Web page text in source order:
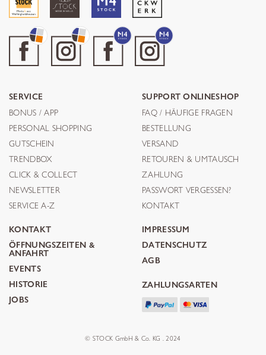
SERVICE
BONUS / APP
PERSONAL SHOPPING
GUTSCHEIN
TRENDBOX
CLICK & COLLECT
NEWSLETTER
SERVICE A-Z
SUPPORT ONLINESHOP
FAQ / HÄUFIGE FRAGEN
BESTELLUNG
VERSAND
RETOUREN & UMTAUSCH
ZAHLUNG
PASSWORT VERGESSEN?
KONTAKT
KONTAKT
ÖFFNUNGSZEITEN &
ANFAHRT
EVENTS
HISTORIE
JOBS
IMPRESSUM
DATENSCHUTZ
AGB
ZAHLUNGSARTEN
© STOCK GmbH & Co. KG . 2024